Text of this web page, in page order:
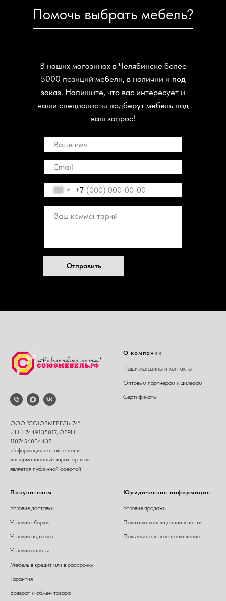
Помочь выбрать мебель?
+7
Отправить
В наших магазинах в Челябинске более
5000 позиций мебели, в наличии и под
заказ. Напишите, что вас интересует и
наши специалисты подберут мебель под
ваш запрос!
ООО "СОЮЗМЕБЕЛЬ-74"
ИНН 7449135817, ОГРН
1187456004438
Информация на сайте носит
информационный характер и не
является публичной офертой.
О компании
Наши магазины и контакты
Оптовым партнерам и дилерам
Сертификаты
Покупателям
Условия доставки
Условия сборки
Условия подъема
Условия оплаты
Мебель в кредит или в рассрочку
Гарантия
Возврат и обмен товара
Юридическая информация
Условия продажи
Политика конфиденциальности
Пользовательское соглашение